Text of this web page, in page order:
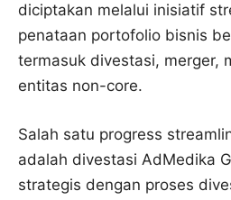
diciptakan melalui inisiatif
penataan portofolio bisnis
termasuk divestasi, merger,
entitas non-core.
Salah satu progress
adalah divestasi AdMedika
strategis dengan proses